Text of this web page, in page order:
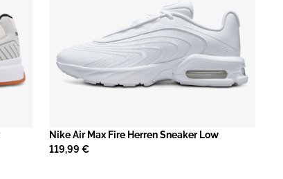
Nike Air Max Fire Herren Sneaker Low
119,99 €